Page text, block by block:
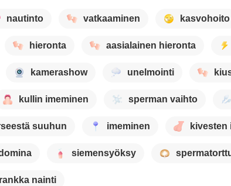
nautinto vatkaaminen kasvohoito
hieronta aasialainen hieronta
kamerashow unelmointi
kullin imeminen sperman vaihto
suuhun imeminen kivesten
siemensyöksy
rankka nainti